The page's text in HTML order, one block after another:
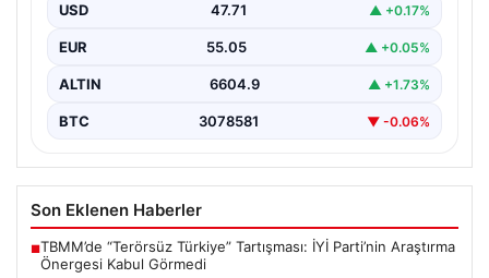
USD 47.71 ▲ +0.17%
EUR 55.05 ▲ +0.05%
ALTIN 6604.9 ▲ +1.73%
BTC 3078581 ▼ -0.06%
Son Eklenen Haberler
■TBMM’de “Terörsüz Türkiye” Tartışması: İYİ Parti’nin Araştırma
Önergesi Kabul Görmedi